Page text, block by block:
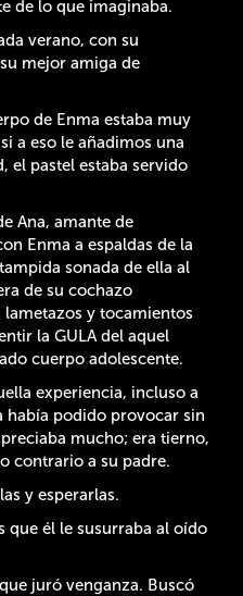
de lo que imaginaba.
verano, con su
mejor amiga de
de Enma estaba muy
a eso le añadimos una
el pastel estaba servido
Ana, amante de
Enma a espaldas de la
sonada de ella al
de su cochazo
y tocamientos
la GULA del aquel
cuerpo adolescente.
experiencia, incluso a
había podido provocar sin
mucho; era tierno,
contrario a su padre.
y esperarlas.
que él le susurraba al oído
juró venganza. Buscó